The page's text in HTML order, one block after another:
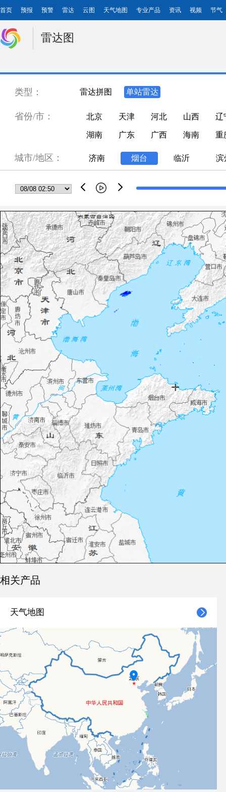
首页 预报 预警 雷达 云图 天气地图 专业产品 资讯 视频 节气
雷达图
类型： 雷达拼图 单站雷达
省份/市： 北京 天津 河北 山西 辽
湖南 广东 广西 海南 重
城市/地区： 济南 烟台 临沂 滨
相关产品
天气地图